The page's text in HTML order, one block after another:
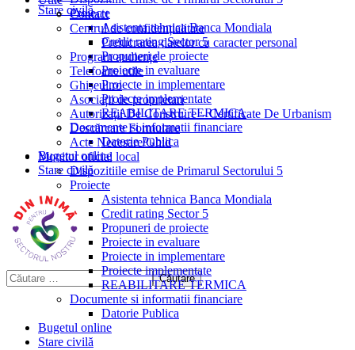
Stare civilă
Proiecte
Asistenta tehnica Banca Mondiala
Credit rating Sector 5
Propuneri de proiecte
Proiecte in evaluare
Proiecte in implementare
Proiecte implementate
REABILITARE TERMICA
Documente si informatii financiare
Datorie Publica
Bugetul online
Stare civilă
Contact
Centrul de confidențialitate
Prelucrarea datelor cu caracter personal
Program audiențe
Telefoane utile
Ghișeul.ro
Asociații de proprietari
Autorizații De Construire – Certificate De Urbanism
Descărcare Formulare
Acte Necesare/Ghid
Monitor oficial local
Dispozitiile emise de Primarul Sectorului 5
Proiecte
Asistenta tehnica Banca Mondiala
Credit rating Sector 5
Propuneri de proiecte
Proiecte in evaluare
Proiecte in implementare
Proiecte implementate
REABILITARE TERMICA
Documente si informatii financiare
Datorie Publica
Bugetul online
Stare civilă